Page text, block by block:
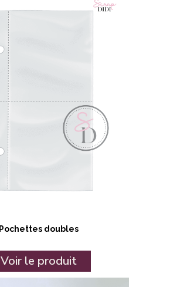
Pochettes doubles
Voir le produit